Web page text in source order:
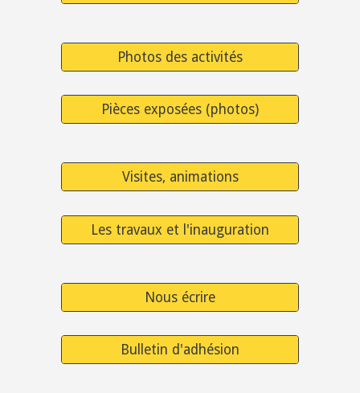
Photos des activités
Pièces exposées (photos)
Visites, animations
Les travaux et l'inauguration
Nous écrire
Bulletin d'adhésion